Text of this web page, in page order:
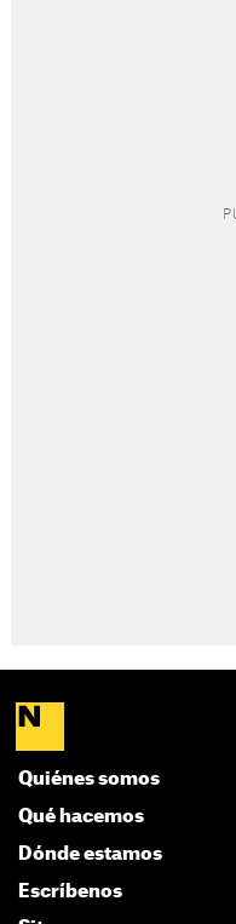
Quiénes somos
Qué hacemos
Dónde estamos
Escríbenos